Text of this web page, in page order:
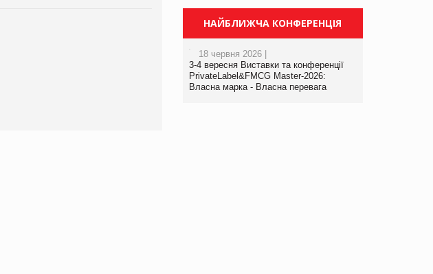
НАЙБЛИЖЧА КОНФЕРЕНЦІЯ
18 червня 2026 |
3-4 вересня Виставки та конференції
PrivateLabel&FMCG Master-2026:
Власна марка - Власна перевага